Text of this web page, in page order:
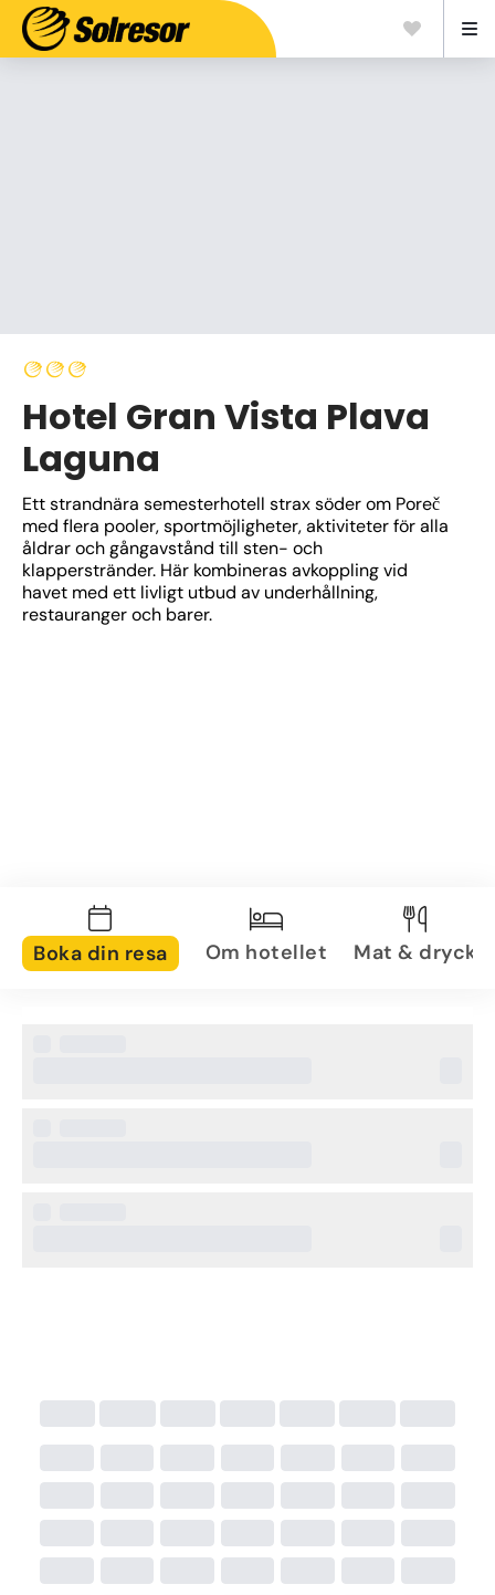
Hotel Gran Vista Plava
Laguna
Ett strandnära semesterhotell strax söder om Poreč
med flera pooler, sportmöjligheter, aktiviteter för alla
åldrar och gångavstånd till sten- och
klapperstränder. Här kombineras avkoppling vid
havet med ett livligt utbud av underhållning,
restauranger och barer.
Boka din resa Om hotellet Mat & dryck